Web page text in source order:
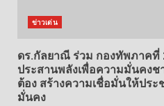
ข่าวเด่น
ดร.กัลยาณี ร่วม กองทัพภาคที่
ประสานพลังเพื่อความมั่นคงช
ต้อง สร้างความเชื่อมั่นให้ปร
มั่นคง